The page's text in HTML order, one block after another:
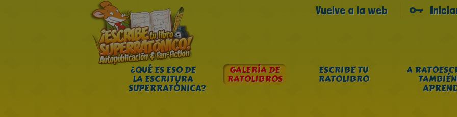
Vuelve a la web
¿QUÉ ES ESO DE
LA ESCRITURA
SUPERRATÓNICA?
GALERÍA DE
RATOLIBROS
ESCRIBE TU
RATOLIBRO
A